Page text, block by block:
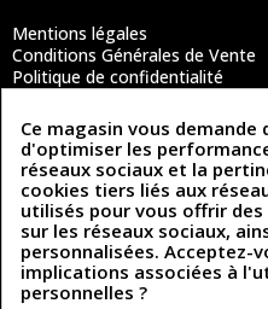
Mentions légales
Conditions Générales de Vente
Politique de confidentialité
Contactez-nous
Coordonnées
493 Chemin de Catougnac
81300 Graulhet
contact@cuirenstock.com
Ce magasin vous
d'optimiser les
réseaux sociaux et la
cookies tiers liés aux
utilisés pour vous offrir
sur les réseaux sociaux,
personnalisées. Acceptez-
implications associées à
personnelles ?